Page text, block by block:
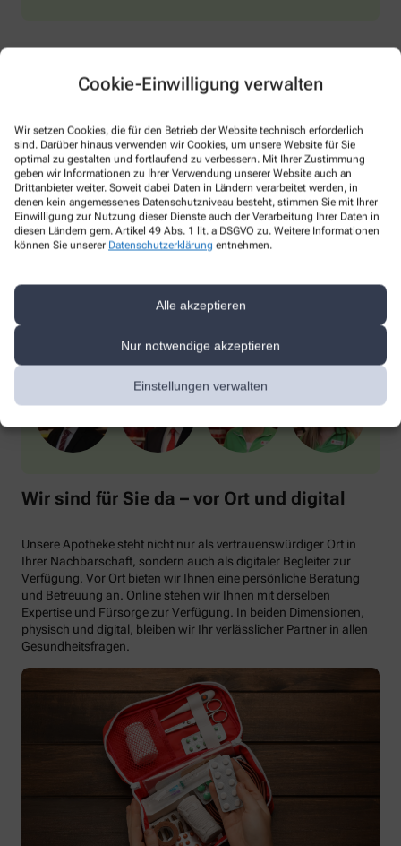
Cookie-Einwilligung verwalten
Wir setzen Cookies, die für den Betrieb der Website technisch erforderlich
sind. Darüber hinaus verwenden wir Cookies, um unsere Website für Sie
optimal zu gestalten und fortlaufend zu verbessern. Mit Ihrer Zustimmung
geben wir Informationen zu Ihrer Verwendung unserer Website auch an
Drittanbieter weiter. Soweit dabei Daten in Ländern verarbeitet werden, in
denen kein angemessenes Datenschutzniveau besteht, stimmen Sie mit Ihrer
Einwilligung zur Nutzung dieser Dienste auch der Verarbeitung Ihrer Daten in
diesen Ländern gem. Artikel 49 Abs. 1 lit. a DSGVO zu. Weitere Informationen
können Sie unserer Datenschutzerklärung entnehmen.
Alle akzeptieren
Nur notwendige akzeptieren
Einstellungen verwalten
Eigenherstellung
Rezepturen
Alle Leistungen
Wir sind für Sie da – vor Ort und digital
Unsere Apotheke steht nicht nur als vertrauenswürdiger Ort in
Ihrer Nachbarschaft, sondern auch als digitaler Begleiter zur
Verfügung. Vor Ort bieten wir Ihnen eine persönliche Beratung
und Betreuung an. Online stehen wir Ihnen mit derselben
Expertise und Fürsorge zur Verfügung. In beiden Dimensionen,
physisch und digital, bleiben wir Ihr verlässlicher Partner in allen
Gesundheitsfragen.